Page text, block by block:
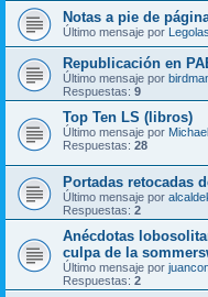
Notas a pie de
Último mensaje por Legolas
Republicación en
Último mensaje por
Respuestas: 9
Top Ten LS (libros)
Último mensaje por
Respuestas: 28
Portadas retocadas
Último mensaje por
Respuestas: 2
Anécdotas
culpa de la
Último mensaje por
Respuestas: 2